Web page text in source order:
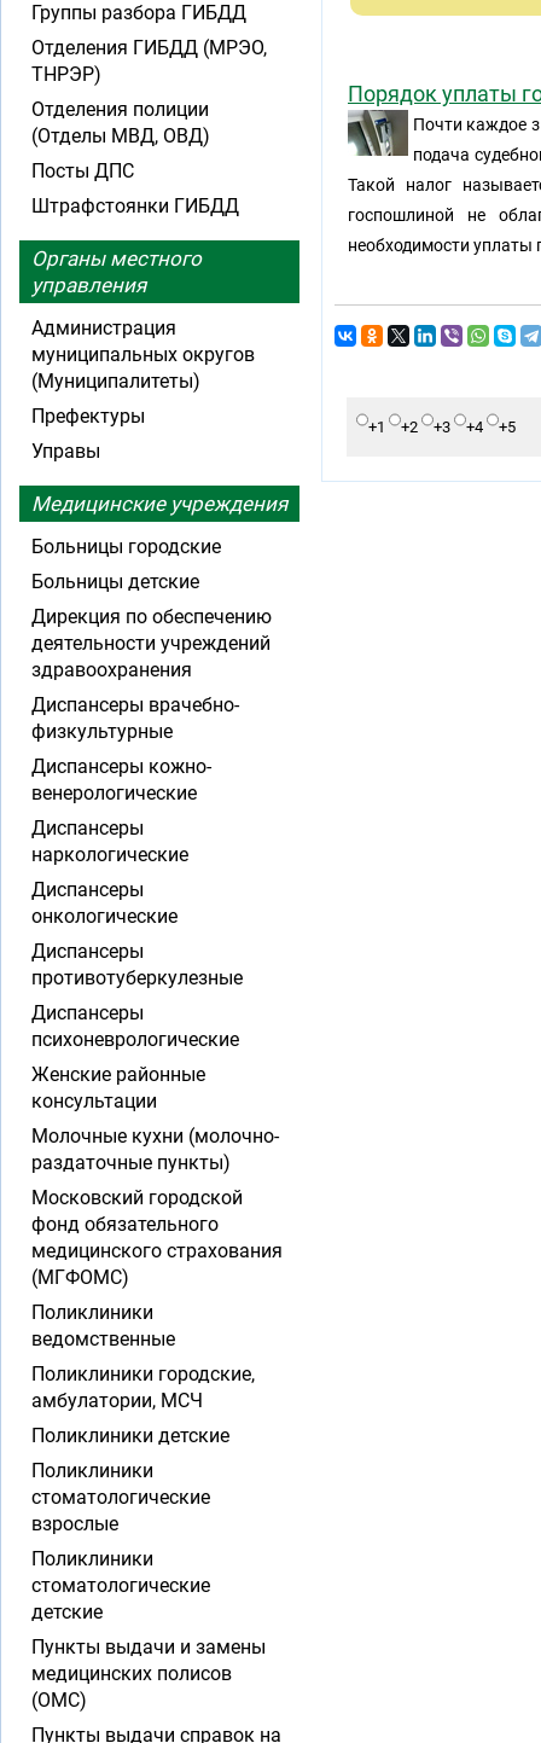
Порядок уплаты
Почти каждое
подача
Такой налог
госпошлиной не
необходимости
+1 +2 +3 +4 +5
Группы разбора ГИБДД
Отделения ГИБДД (МРЭО,
ТНРЭР)
Отделения полиции
(Отделы МВД, ОВД)
Посты ДПС
Штрафстоянки ГИБДД
Органы местного
управления
Администрация
муниципальных округов
(Муниципалитеты)
Префектуры
Управы
Медицинские учреждения
Больницы городские
Больницы детские
Дирекция по обеспечению
деятельности учреждений
здравоохранения
Диспансеры врачебно-
физкультурные
Диспансеры кожно-
венерологические
Диспансеры
наркологические
Диспансеры
онкологические
Диспансеры
противотуберкулезные
Диспансеры
психоневрологические
Женские районные
консультации
Молочные кухни (молочно-
раздаточные пункты)
Московский городской
фонд обязательного
медицинского страхования
(МГФОМС)
Поликлиники
ведомственные
Поликлиники городские,
амбулатории, МСЧ
Поликлиники детские
Поликлиники
стоматологические
взрослые
Поликлиники
стоматологические
детские
Пункты выдачи и замены
медицинских полисов
(ОМС)
Пункты выдачи справок на